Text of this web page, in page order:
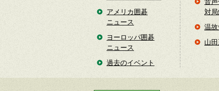
アメリカ囲碁
ニュース
ヨーロッパ囲碁
ニュース
過去のイベント
対
温
山